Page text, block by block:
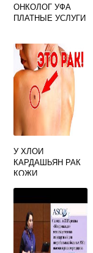
ОНКОЛОГ УФА
ПЛАТНЫЕ УСЛУГИ
У ХЛОИ
КАРДАШЬЯН РАК
КОЖИ